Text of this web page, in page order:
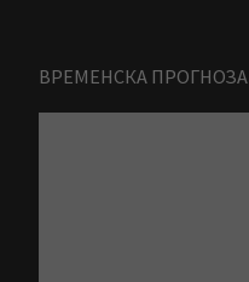
ВРЕМЕНСКА ПРОГНОЗА